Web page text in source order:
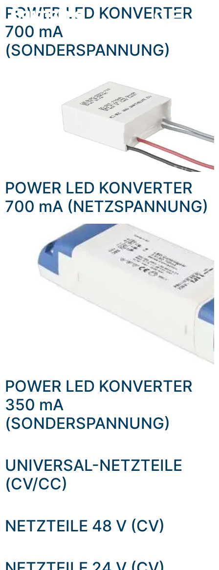
content
POWER LED KONVERTER
700 mA
(SONDERSPANNUNG)
POWER LED KONVERTER
700 mA (NETZSPANNUNG)
POWER LED KONVERTER
350 mA
(SONDERSPANNUNG)
UNIVERSAL-NETZTEILE
(CV/CC)
NETZTEILE 48 V (CV)